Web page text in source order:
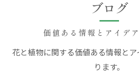
価値ある情報とアイデ
ブログ
花と植物に関する価値ある情報と
ります。